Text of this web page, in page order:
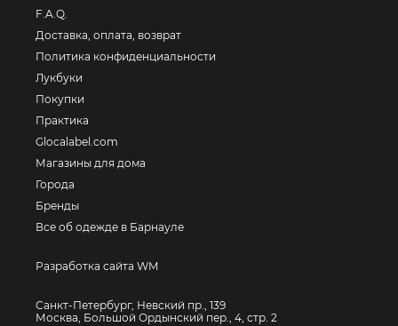
F.A.Q.
Доставка, оплата, возврат
Политика конфиденциальности
Лукбуки
Покупки
Практика
Glocalabel.com
Магазины для дома
Города
Бренды
Все об одежде в Барнауле
Разработка сайта WM
Санкт-Петербург, Невский пр., 139
Москва, Большой Ордынский пер., 4, стр. 2